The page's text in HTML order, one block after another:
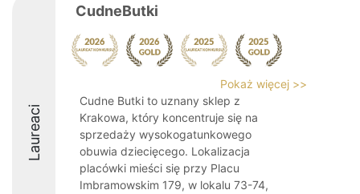
Laureaci
CudneButki
Pokaż więcej >>
Cudne Butki to uznany sklep z
Krakowa, który koncentruje się na
sprzedaży wysokogatunkowego
obuwia dziecięcego. Lokalizacja
placówki mieści się przy Placu
Imbramowskim 179, w lokalu 73-74,